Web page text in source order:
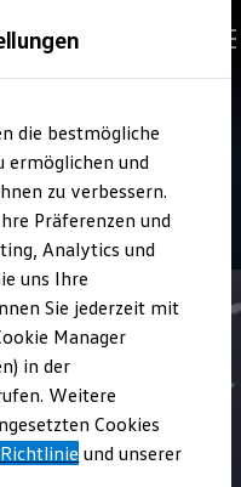
Gebrauchtwagen
Gebrauchtwagen
RV
die bestmögliche
ermöglichen und
zu verbessern.
Präferenzen und
Analytics und
uns Ihre
Sie jederzeit mit
Manager
in der
Weitere
Cookies
und unserer